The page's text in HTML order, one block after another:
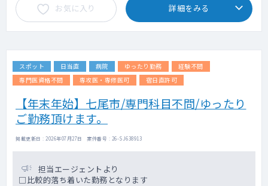
お気に入り 詳細をみる
スポット 日当直 病院 ゆったり勤務
経験不問
専門医資格不問
専攻医・専修医可 宿日直許可
【年末年始】七尾市/専門科目不問/ゆったり
ご勤務頂けます。
掲載更新日 : 2026年07月27日 案件番号 : 26-SJ638913
担当エージェントより
□比較的落ち着いた勤務となります